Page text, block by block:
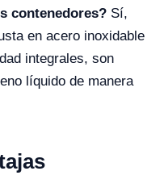
contenedores? Sí,
en acero inoxidable
integrales, son
líquido de manera